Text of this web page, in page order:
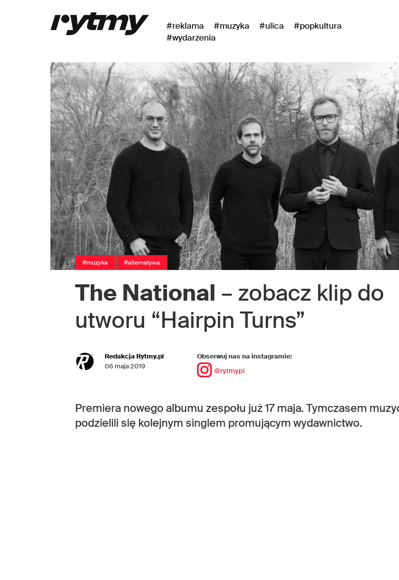
#reklama #muzyka #ulica
#popkultura
#wydarzenia
#muzyka #alternatywa
The National – zobacz klip do
utworu “Hairpin Turns”
Redakcja Rytmy.pl
06 maja 2019
Obserwuj nas na instagramie:
@rytmypl
Premiera nowego albumu zespołu już 17 maja. Tymczasem
podzielili się kolejnym singlem promującym wydawnictwo.